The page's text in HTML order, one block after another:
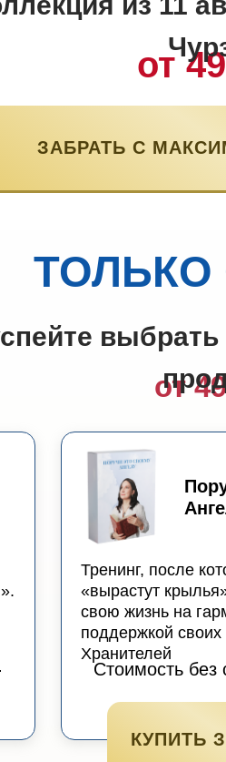
ЗАБРАТЬ С
от
ТОЛЬКО
от
Тренинг, после
«вырастут
свою жизнь на
поддержкой своих
Хранителей
Стоимость без
КУПИТЬ